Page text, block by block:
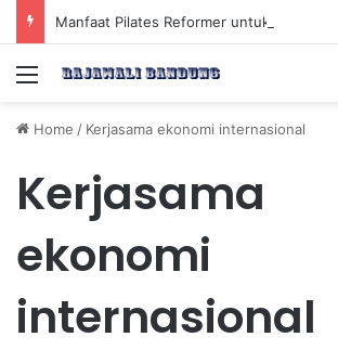
Menu
Home / Kerjasama ekonomi internasional
Kerjasama
ekonomi
internasional